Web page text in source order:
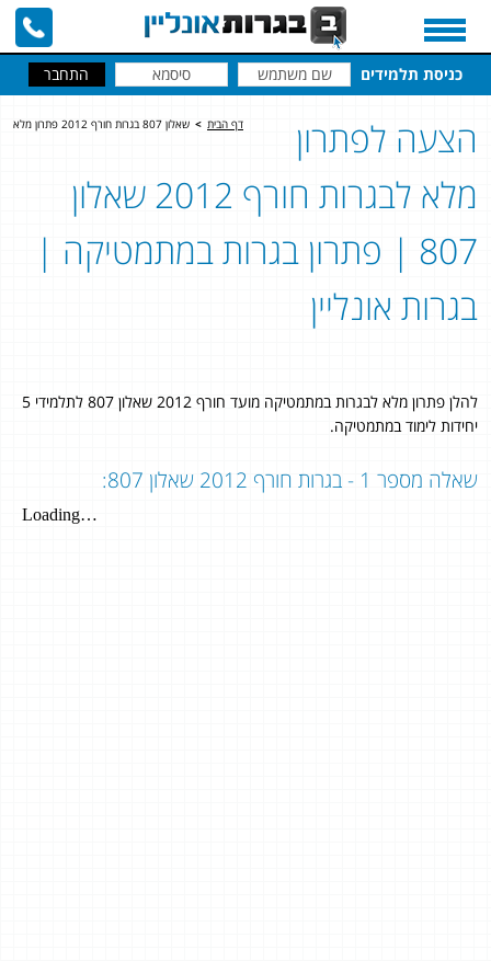
כניסת תלמידים
דף הבית > שאלון 807 בגרות חורף 2012 פתרון מלא
הצעה לפתרון
מלא לבגרות חורף 2012 שאלון
807 | פתרון בגרות במתמטיקה |
בגרות אונליין
להלן פתרון מלא לבגרות במתמטיקה מועד חורף 2012 שאלון 807 לתלמידי 5
יחידות לימוד במתמטיקה.
שאלה מספר 1 - בגרות חורף 2012 שאלון 807: